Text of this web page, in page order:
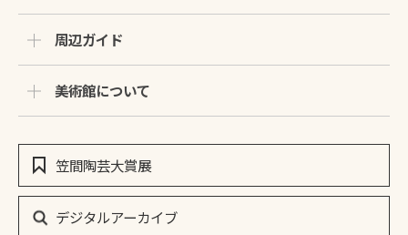
周辺ガイド
美術館について
笠間陶芸大賞展
デジタルアーカイブ